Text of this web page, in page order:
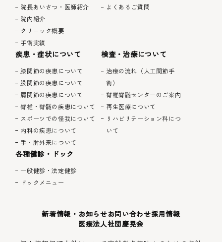
院長あいさつ・医師紹介
院内紹介
クリニック概要
手術実績
よくあるご質問
疾患・症状について
膝関節の疾患について
股関節の疾患について
肩関節の疾患について
脊椎・脊髄の疾患について
スポーツでの怪我について
内科の疾患について
手・肘外来について
検査・治療について
治療の流れ（人工関節手
術）
脊椎脊髄センターのご案内
再生医療について
リハビリテーション科につ
いて
各種健診・ドック
一般健診・法定健診
ドックメニュー
新着情報・お知らせお問い合わせ採用情報
医療法人社団慶晃会